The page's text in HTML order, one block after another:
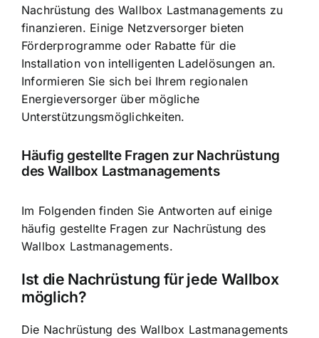
Nachrüstung des Wallbox Lastmanagements zu
finanzieren. Einige Netzversorger bieten
Förderprogramme oder Rabatte für die
Installation von intelligenten Ladelösungen an.
Informieren Sie sich bei Ihrem regionalen
Energieversorger über mögliche
Unterstützungsmöglichkeiten.
Häufig gestellte Fragen zur Nachrüstung
des Wallbox Lastmanagements
Im Folgenden finden Sie Antworten auf einige
häufig gestellte Fragen zur Nachrüstung des
Wallbox Lastmanagements.
Ist die Nachrüstung für jede Wallbox
möglich?
Die Nachrüstung des Wallbox Lastmanagements